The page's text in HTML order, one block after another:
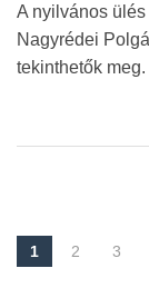
A nyilvános
Nagyrédei
tekinthetők meg.
Navigáció
1 2 3